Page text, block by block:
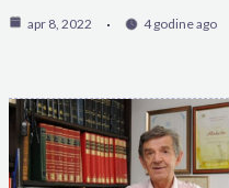
apr 8, 2022 4 godine ago